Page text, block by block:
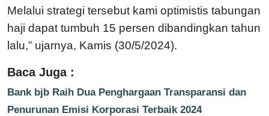
Melalui strategi tersebut kami optimistis tabungan
haji dapat tumbuh 15 persen dibandingkan tahun
lalu,” ujarnya, Kamis (30/5/2024).
Baca Juga :
Bank bjb Raih Dua Penghargaan Transparansi dan
Penurunan Emisi Korporasi Terbaik 2024